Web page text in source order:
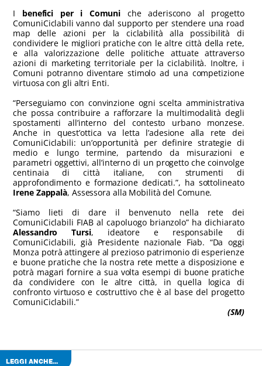
I benefici per i Comuni che aderiscono al progetto
ComuniCiclabili vanno dal supporto per stendere una road
map delle azioni per la ciclabilità alla possibilità di
condividere le migliori pratiche con le altre città della rete,
e alla valorizzazione delle politiche attuate attraverso
azioni di marketing territoriale per la ciclabilità. Inoltre, i
Comuni potranno diventare stimolo ad una competizione
virtuosa con gli altri Enti.
“Perseguiamo con convinzione ogni scelta amministrativa
che possa contribuire a rafforzare la multimodalità degli
spostamenti all’interno del contesto urbano monzese.
Anche in quest’ottica va letta l’adesione alla rete dei
ComuniCiclabili: un’opportunità per definire strategie di
medio e lungo termine, partendo da misurazioni e
parametri oggettivi, all’interno di un progetto che coinvolge
centinaia di città italiane, con strumenti di
approfondimento e formazione dedicati.”, ha sottolineato
Irene Zappalà, Assessora alla Mobilità del Comune.
“Siamo lieti di dare il benvenuto nella rete dei
ComuniCiclabili FIAB al capoluogo brianzolo” ha dichiarato
Alessandro Tursi, ideatore e responsabile di
ComuniCiclabili, già Presidente nazionale Fiab. “Da oggi
Monza potrà attingere al prezioso patrimonio di esperienze
e buone pratiche che la nostra rete mette a disposizione e
potrà magari fornire a sua volta esempi di buone pratiche
da condividere con le altre città, in quella logica di
confronto virtuoso e costruttivo che è al base del progetto
ComuniCiclabili.”
(SM)
LEGGI ANCHE...